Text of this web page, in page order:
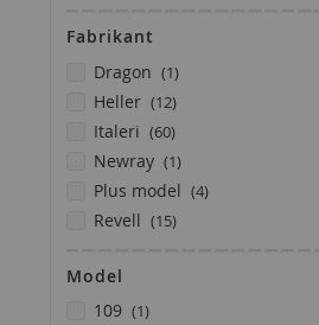
land rover
leopard 1
m19 product
mercedes
opel 5producten
rafale 1product
steyr 1product
volkswagen
wot 1product
Fabrikant
dragon
1product
heller 12producten
italeri 60producten
newray 1product
plus model 4producten
revell 15producten
Model
109
1product